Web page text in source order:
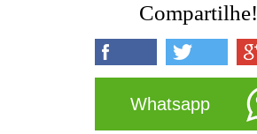
Compartilhe!
Whatsapp